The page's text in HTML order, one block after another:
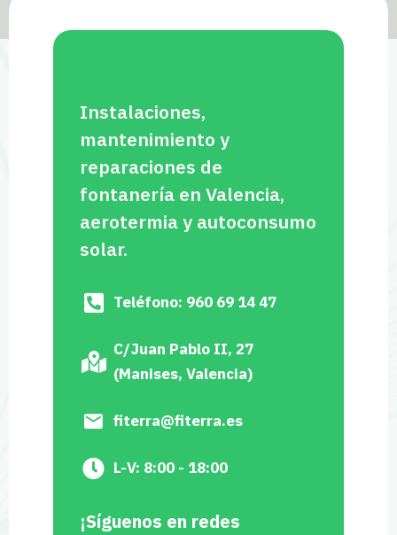
Instalaciones,
mantenimiento y
reparaciones de
fontanería en Valencia,
aerotermia y autoconsumo
solar.
Teléfono: 960 69 14 47
C/Juan Pablo II, 27
(Manises, Valencia)
fiterra@fiterra.es
L-V: 8:00 - 18:00
¡Síguenos en redes